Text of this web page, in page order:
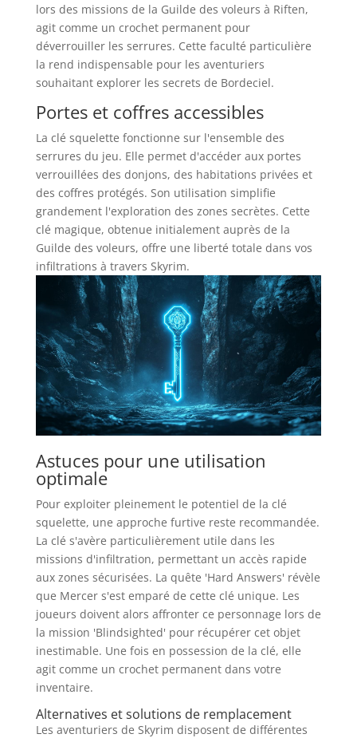
lors des missions de la Guilde des voleurs à Riften,
agit comme un crochet permanent pour
déverrouiller les serrures. Cette faculté particulière
la rend indispensable pour les aventuriers
souhaitant explorer les secrets de Bordeciel.
Portes et coffres accessibles
La clé squelette fonctionne sur l'ensemble des
serrures du jeu. Elle permet d'accéder aux portes
verrouillées des donjons, des habitations privées et
des coffres protégés. Son utilisation simplifie
grandement l'exploration des zones secrètes. Cette
clé magique, obtenue initialement auprès de la
Guilde des voleurs, offre une liberté totale dans vos
infiltrations à travers Skyrim.
Astuces pour une utilisation
optimale
Pour exploiter pleinement le potentiel de la clé
squelette, une approche furtive reste recommandée.
La clé s'avère particulièrement utile dans les
missions d'infiltration, permettant un accès rapide
aux zones sécurisées. La quête 'Hard Answers' révèle
que Mercer s'est emparé de cette clé unique. Les
joueurs doivent alors affronter ce personnage lors de
la mission 'Blindsighted' pour récupérer cet objet
inestimable. Une fois en possession de la clé, elle
agit comme un crochet permanent dans votre
inventaire.
Alternatives et solutions de remplacement
Les aventuriers de Skyrim disposent de différentes